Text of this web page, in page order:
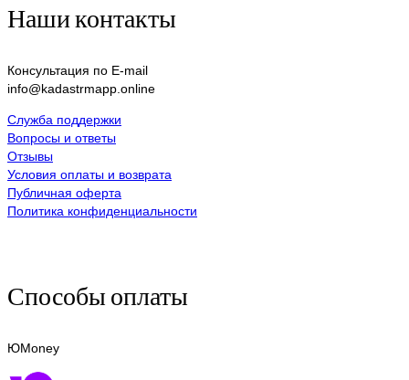
Наши контакты
Консультация по E-mail
info@kadastrmapp.online
Служба поддержки
Вопросы и ответы
Отзывы
Условия оплаты и возврата
Публичная оферта
Политика конфиденциальности
Способы оплаты
ЮMoney